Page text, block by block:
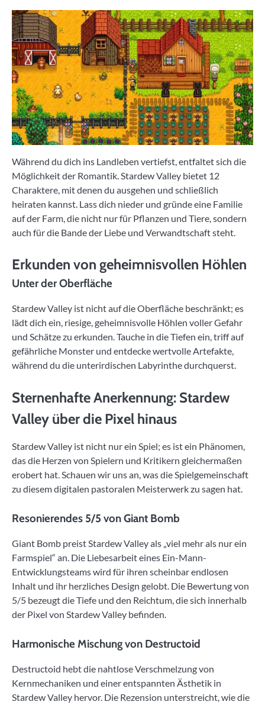
Während du dich ins Landleben vertiefst, entfaltet sich die
Möglichkeit der Romantik. Stardew Valley bietet 12
Charaktere, mit denen du ausgehen und schließlich
heiraten kannst. Lass dich nieder und gründe eine Familie
auf der Farm, die nicht nur für Pflanzen und Tiere, sondern
auch für die Bande der Liebe und Verwandtschaft steht.
Erkunden von geheimnisvollen Höhlen
Unter der Oberfläche
Stardew Valley ist nicht auf die Oberfläche beschränkt; es
lädt dich ein, riesige, geheimnisvolle Höhlen voller Gefahr
und Schätze zu erkunden. Tauche in die Tiefen ein, triff auf
gefährliche Monster und entdecke wertvolle Artefakte,
während du die unterirdischen Labyrinthe durchquerst.
Sternenhafte Anerkennung: Stardew
Valley über die Pixel hinaus
Stardew Valley ist nicht nur ein Spiel; es ist ein Phänomen,
das die Herzen von Spielern und Kritikern gleichermaßen
erobert hat. Schauen wir uns an, was die Spielgemeinschaft
zu diesem digitalen pastoralen Meisterwerk zu sagen hat.
Resonierendes 5/5 von Giant Bomb
Giant Bomb preist Stardew Valley als „viel mehr als nur ein
Farmspiel“ an. Die Liebesarbeit eines Ein-Mann-
Entwicklungsteams wird für ihren scheinbar endlosen
Inhalt und ihr herzliches Design gelobt. Die Bewertung von
5/5 bezeugt die Tiefe und den Reichtum, die sich innerhalb
der Pixel von Stardew Valley befinden.
Harmonische Mischung von Destructoid
Destructoid hebt die nahtlose Verschmelzung von
Kernmechaniken und einer entspannten Ästhetik in
Stardew Valley hervor. Die Rezension unterstreicht, wie die